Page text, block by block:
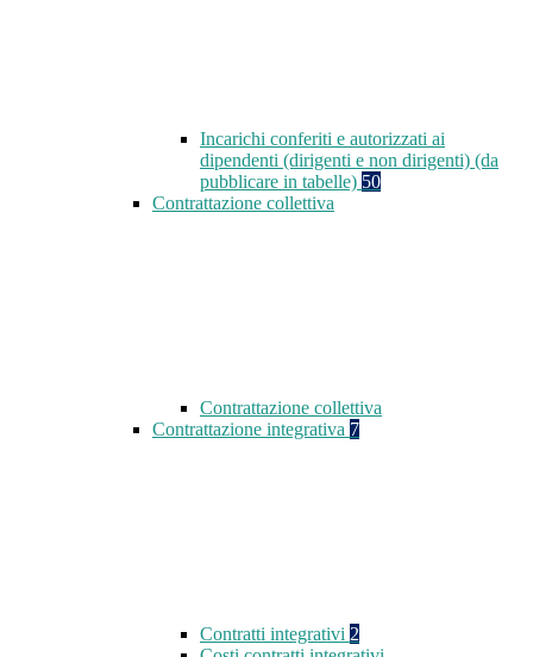
Incarichi conferiti e autorizzati ai
dipendenti (dirigenti e non dirigenti) (da
pubblicare in tabelle) 50
Contrattazione collettiva
Contrattazione collettiva
Contrattazione integrativa 7
Contratti integrativi 2